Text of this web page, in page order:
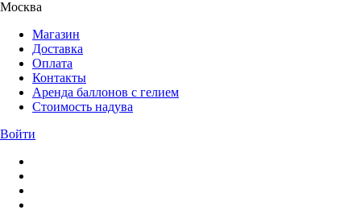
Москва
Магазин
Доставка
Оплата
Контакты
Аренда баллонов с гелием
Стоимость надува
Войти